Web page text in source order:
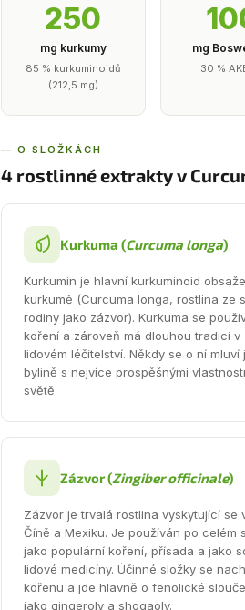
250
mg kurkumy
85 % kurkuminoidů
(212,5 mg)
mg
30 %
— O SLOŽKÁCH
4 rostlinné extrakty v
Kurkuma (Curcuma longa)
Kurkumin je hlavní kurkuminoid
kurkumě (Curcuma longa, rostlina ze
rodiny jako zázvor). Kurkuma se
koření a zároveň má dlouhou tradici v
lidovém léčitelství. Někdy se o ní mluví
bylině s nejvíce prospěšnými
světě.
Zázvor (Zingiber officinale)
Zázvor je trvalá rostlina vyskytující se
Číně a Mexiku. Je používán po celém
jako populární koření, přísada a jako
lidové medicíny. Účinné složky se
kořenu a jde hlavně o fenolické
jako gingeroly a shogaoly.